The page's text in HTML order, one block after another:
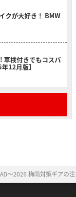
クが大好き！ BMW
車検付きでもコスパ
12月版】
〜2026 梅雨対策ギアの